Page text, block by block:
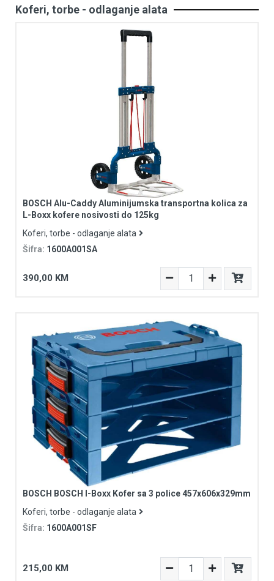
Koferi, torbe - odlaganje alata
BOSCH Alu-Caddy Aluminijumska transportna kolica za
L-Boxx kofere nosivosti do 125kg
Koferi, torbe - odlaganje alata
Šifra: 1600A001SA
390,00 KM
BOSCH BOSCH I-Boxx Kofer sa 3 police 457x606x329mm
Koferi, torbe - odlaganje alata
Šifra: 1600A001SF
215,00 KM